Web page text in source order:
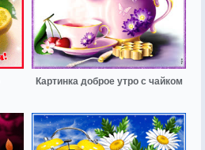
Картинка доброе утро с чайком